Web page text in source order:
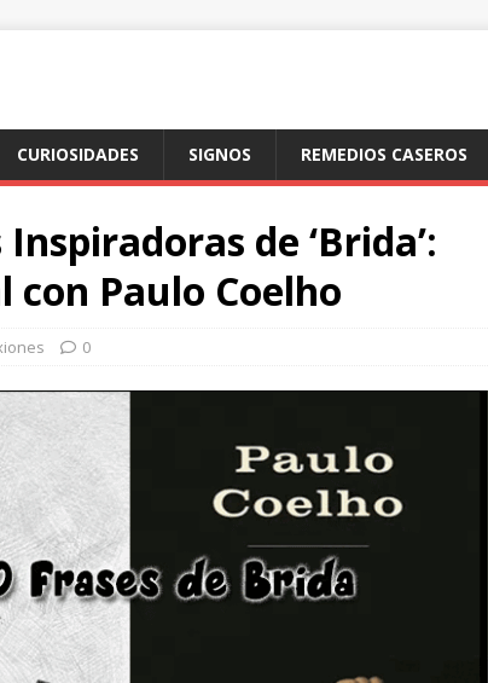
CURIOSIDADES SIGNOS REMEDIOS CASEROS
de ‘Brida’:
con Paulo Coelho
0